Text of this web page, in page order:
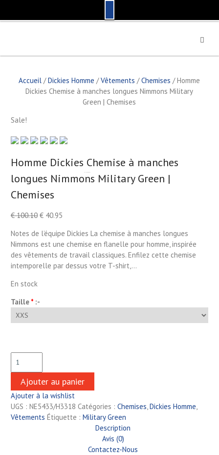
p
Accueil /Dickies Homme /Vêtements /Chemises / Homme
Dickies Chemise à manches longues Nimmons Military
Green | Chemises
Sale!
Homme Dickies Chemise à manches
longues Nimmons Military Green |
Chemises
€100.10 €40.95
Notes de l’équipe Dickies La chemise à manches longues
Nimmons est une chemise en flanelle pour homme, inspirée
des vêtements de travail classiques. Enfilez cette chemise
intemporelle par dessus votre T-shirt,…
En stock
Taille *:-
Ajouter au panier
Ajouter à la wishlist
UGS : NE5433/H3318 Catégories : Chemises,Dickies Homme,
Vêtements Étiquette : Military Green
Description
Avis (0)
Contactez-Nous